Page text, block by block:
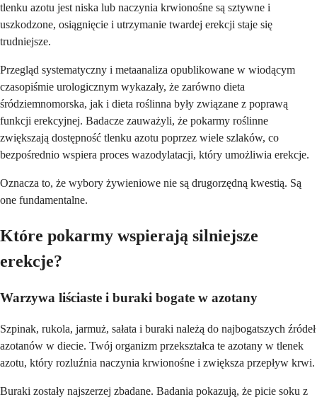
tlenku azotu jest niska lub naczynia krwionośne są sztywne i
uszkodzone, osiągnięcie i utrzymanie twardej erekcji staje się
trudniejsze.
Przegląd systematyczny i metaanaliza opublikowane w wiodącym
czasopiśmie urologicznym wykazały, że zarówno dieta
śródziemnomorska, jak i dieta roślinna były związane z poprawą
funkcji erekcyjnej. Badacze zauważyli, że pokarmy roślinne
zwiększają dostępność tlenku azotu poprzez wiele szlaków, co
bezpośrednio wspiera proces wazodylatacji, który umożliwia erekcje.
Oznacza to, że wybory żywieniowe nie są drugorzędną kwestią. Są
one fundamentalne.
Które pokarmy wspierają silniejsze
erekcje?
Warzywa liściaste i buraki bogate w azotany
Szpinak, rukola, jarmuż, sałata i buraki należą do najbogatszych źródeł
azotanów w diecie. Twój organizm przekształca te azotany w tlenek
azotu, który rozluźnia naczynia krwionośne i zwiększa przepływ krwi.
Buraki zostały najszerzej zbadane. Badania pokazują, że picie soku z